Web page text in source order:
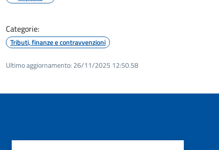
Categorie:
Tributi, finanze e contravvenzioni
Ultimo aggiornamento: 26/11/2025 12:50.58